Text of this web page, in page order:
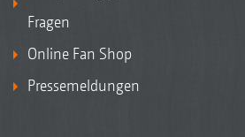
Fragen
Online Fan Shop
Pressemeldungen